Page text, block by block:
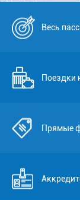
Весь
Поездки
Прямые